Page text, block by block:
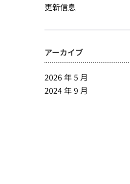
更新信息
アーカイブ
2026 年 5 月
2024 年 9 月